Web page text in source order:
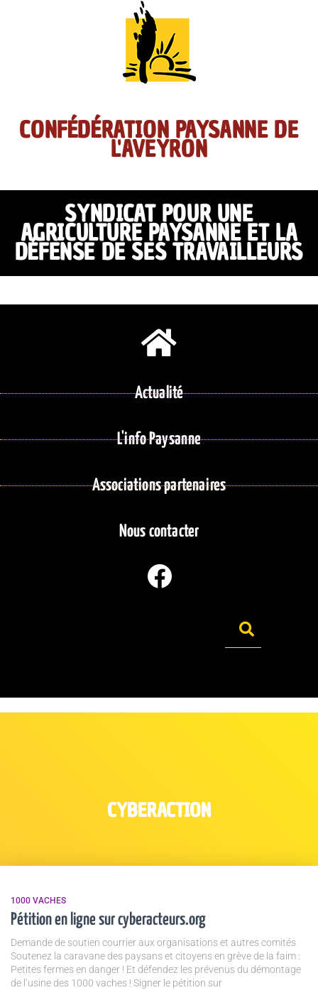
CONFÉDÉRATION PAYSANNE DE
L'AVEYRON
SYNDICAT POUR UNE
AGRICULTURE PAYSANNE ET LA
DÉFENSE DE SES TRAVAILLEURS
Actualité
L'info Paysanne
Associations partenaires
Nous contacter
CYBERACTION
1000 VACHES
Pétition en ligne sur cyberacteurs.org
Demande de soutien courrier aux organisations et autres comités
Soutenez la caravane des paysans et citoyens en grève de la faim :
Petites fermes en danger ! Et défendez les prévenus du démontage
de l’usine des 1000 vaches ! Signer le pétition sur